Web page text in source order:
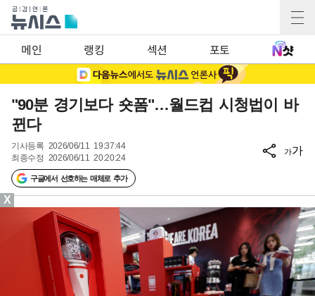
메인 랭킹 섹션 포토
"90분 경기보다 숏폼"…월드컵 시청법이 바
뀐다
기사등록 2026/06/11 19:37:44
최종수정 2026/06/11 20:20:24
구글에서 선호하는 매체로 추가
가가
X